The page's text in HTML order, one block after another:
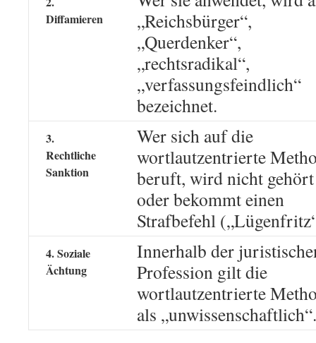
Diffamieren
„Reichsbürger“,
„Querdenker“,
„rechtsradikal“,
„verfassungsfeindlich“
bezeichnet.
3.
Rechtliche
Sanktion
Wer sich auf die
wortlautzentrierte
beruft, wird nicht
oder bekommt einen
Strafbefehl
4. Soziale
Ächtung
Innerhalb der
Profession gilt die
wortlautzentrierte
als „unwissenschaftlich“.